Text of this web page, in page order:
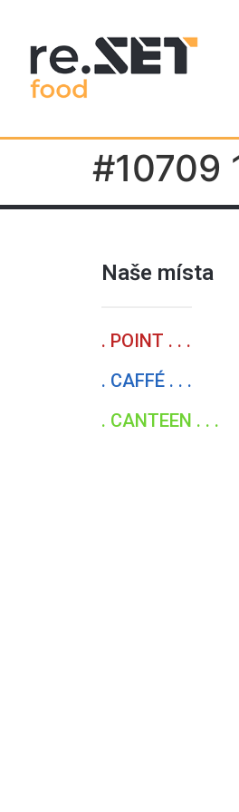
#10709
Naše místa
. POINT . . .
. CAFFÉ . . .
. CANTEEN . . .